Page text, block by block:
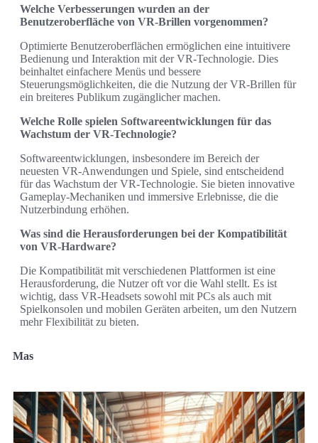
Welche Verbesserungen wurden an der
Benutzeroberfläche von VR-Brillen vorgenommen?
Optimierte Benutzeroberflächen ermöglichen eine intuitivere
Bedienung und Interaktion mit der VR-Technologie. Dies
beinhaltet einfachere Menüs und bessere
Steuerungsmöglichkeiten, die die Nutzung der VR-Brillen für
ein breiteres Publikum zugänglicher machen.
Welche Rolle spielen Softwareentwicklungen für das
Wachstum der VR-Technologie?
Softwareentwicklungen, insbesondere im Bereich der
neuesten VR-Anwendungen und Spiele, sind entscheidend
für das Wachstum der VR-Technologie. Sie bieten innovative
Gameplay-Mechaniken und immersive Erlebnisse, die die
Nutzerbindung erhöhen.
Was sind die Herausforderungen bei der Kompatibilität
von VR-Hardware?
Die Kompatibilität mit verschiedenen Plattformen ist eine
Herausforderung, die Nutzer oft vor die Wahl stellt. Es ist
wichtig, dass VR-Headsets sowohl mit PCs als auch mit
Spielkonsolen und mobilen Geräten arbeiten, um den Nutzern
mehr Flexibilität zu bieten.
Mas